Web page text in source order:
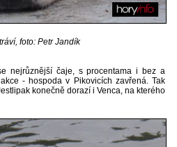
foto: Petr Jandík
nejrůznější čaje, s procentama i bez a
- hospoda v Pikovicích zavřená. Tak
konečně dorazí i Venca, na kterého